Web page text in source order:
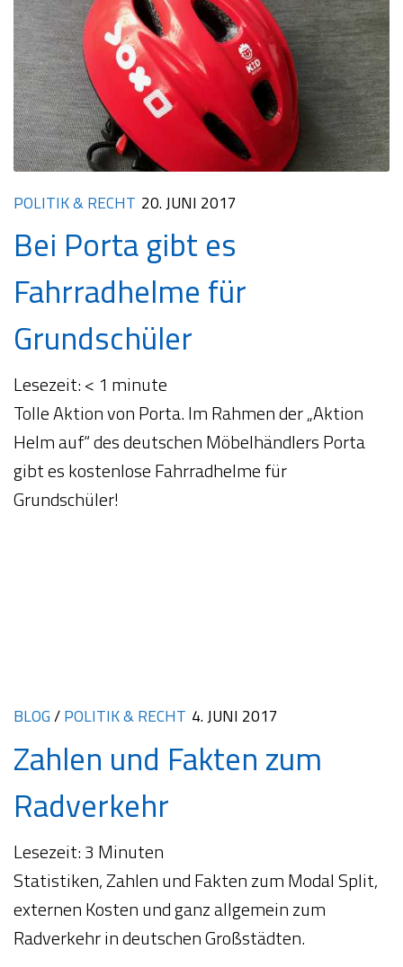
POLITIK & RECHT 20. JUNI 2017
Bei Porta gibt es
Fahrradhelme für
Grundschüler
Lesezeit:< 1 minute
Tolle Aktion von Porta. Im Rahmen der „Aktion
Helm auf“ des deutschen Möbelhändlers Porta
gibt es kostenlose Fahrradhelme für
Grundschüler!
BLOG/POLITIK & RECHT 4. JUNI 2017
Zahlen und Fakten zum
Radverkehr
Lesezeit:3 Minuten
Statistiken, Zahlen und Fakten zum Modal Split,
externen Kosten und ganz allgemein zum
Radverkehr in deutschen Großstädten.